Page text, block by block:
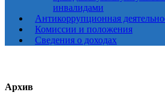
инвалидами
Антикоррупционная
Комиссии и положения
Сведения о доходах
Архив